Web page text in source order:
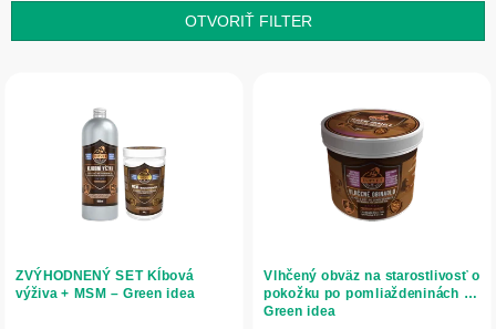
p
OTVORIŤ FILTER
d
u
ZVÝHODNENÝ SET Kĺbová
výživa + MSM – Green idea
Vlhčený obväz na starostlivosť o
pokožku po pomliaždeninách –
Green idea